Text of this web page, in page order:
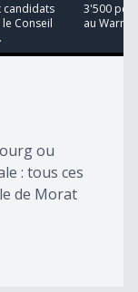
candidats
Conseil
3'500
au Warm
ou
: tous ces
de Morat